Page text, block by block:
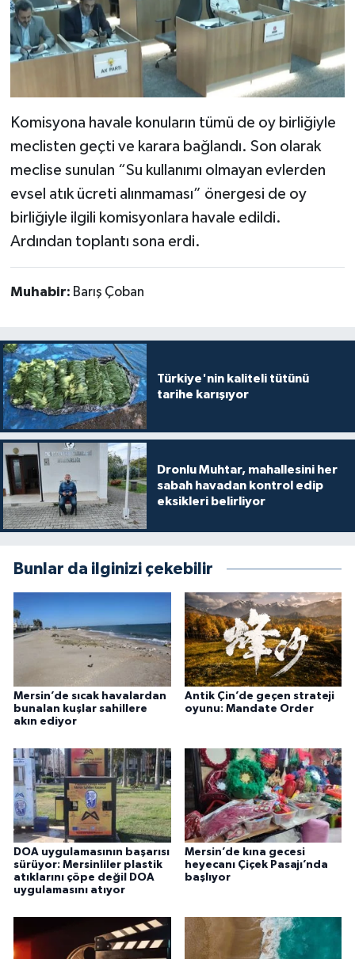
Komisyona havale konuların tümü de oy birliğiyle
meclisten geçti ve karara bağlandı. Son olarak
meclise sunulan “Su kullanımı olmayan evlerden
evsel atık ücreti alınmaması” önergesi de oy
birliğiyle ilgili komisyonlara havale edildi.
Ardından toplantı sona erdi.
Muhabir: Barış Çoban
Türkiye'nin kaliteli tütünü
tarihe karışıyor
Dronlu Muhtar, mahallesini her
sabah havadan kontrol edip
eksikleri belirliyor
Bunlar da ilginizi çekebilir
Mersin’de sıcak havalardan
bunalan kuşlar sahillere
akın ediyor
Antik Çin’de geçen strateji
oyunu: Mandate Order
DOA uygulamasının başarısı
sürüyor: Mersinliler plastik
atıklarını çöpe değil DOA
uygulamasını atıyor
Mersin’de kına gecesi
heyecanı Çiçek Pasajı’nda
başlıyor